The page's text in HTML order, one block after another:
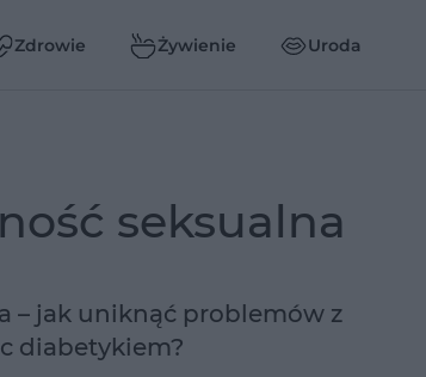
Zdrowie Żywienie Uroda
seksualna
– jak uniknąć problemów z
diabetykiem?